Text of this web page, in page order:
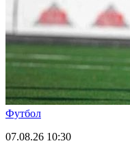
Футбол
07.08.26 10:30